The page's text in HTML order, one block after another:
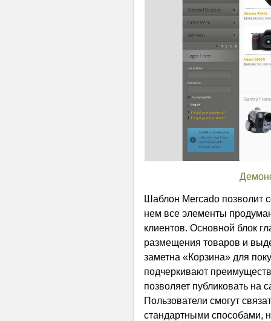
Шаблон Mercado позволит
нем все элементы
клиентов. Основной блок
размещения товаров и
заметна «Корзина» для
подчеркивают
позволяет публиковать на
Пользователи смогут
стандартными способами,